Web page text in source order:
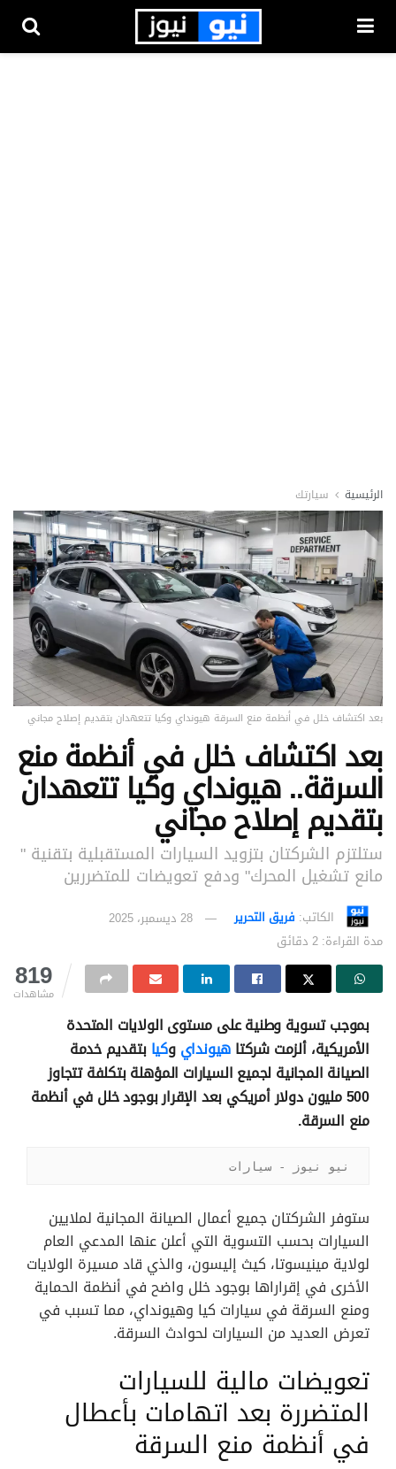
الرئيسية سيارتك
بعد اكتشاف خلل في أنظمة منع السرقة هيونداي وكيا تتعهدان بتقديم إصلاح مجاني
بعد اكتشاف خلل في أنظمة منع
السرقة.. هيونداي وكيا تتعهدان
بتقديم إصلاح مجاني
ستلتزم الشركتان بتزويد السيارات المستقبلية بتقنية "
مانع تشغيل المحرك" ودفع تعويضات للمتضررين
الكاتب: فريق التحرير
28 ديسمبر، 2025
مدة القراءة: 2 دقائق
819
مشاهدات
بموجب تسوية وطنية على مستوى الولايات المتحدة
الأمريكية، ألزمت شركتاهيوندايوكيابتقديم خدمة
الصيانة المجانية لجميع السيارات المؤهلة بتكلفة تتجاوز
500 مليون دولار أمريكي بعد الإقرار بوجود خلل في أنظمة
منع السرقة.
نيو نيوز - سيارات
ستوفر الشركتان جميع أعمال الصيانة المجانية لملايين
السيارات بحسب التسوية التي أعلن عنها المدعي العام
لولاية مينيسوتا، كيث إليسون، والذي قاد مسيرة الولايات
الأخرى في إقراراها بوجود خلل واضح في أنظمة الحماية
ومنع السرقة في سيارات كيا وهيونداي، مما تسبب في
تعرض العديد من السيارات لحوادث السرقة.
تعويضات مالية للسيارات
المتضررة بعد اتهامات بأعطال
في أنظمة منع السرقة